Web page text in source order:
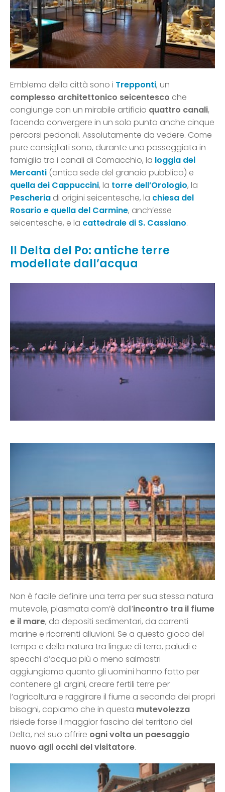
Emblema della città sono i Trepponti, un
complesso architettonico seicentesco che
congiunge con un mirabile artificio quattro canali,
facendo convergere in un solo punto anche cinque
percorsi pedonali. Assolutamente da vedere. Come
pure consigliati sono, durante una passeggiata in
famiglia tra i canali di Comacchio, la loggia dei
Mercanti (antica sede del granaio pubblico) e
quella dei Cappuccini, la torre dell’Orologio, la
Pescheria di origini seicentesche, la chiesa del
Rosario e quella del Carmine, anch’esse
seicentesche, e la cattedrale di S. Cassiano.
Il Delta del Po: antiche terre
modellate dall’acqua
Non è facile definire una terra per sua stessa natura
mutevole, plasmata com’è dall’incontro tra il fiume
e il mare, da depositi sedimentari, da correnti
marine e ricorrenti alluvioni. Se a questo gioco del
tempo e della natura tra lingue di terra, paludi e
specchi d’acqua più o meno salmastri
aggiungiamo quanto gli uomini hanno fatto per
contenere gli argini, creare fertili terre per
l’agricoltura e raggirare il fiume a seconda dei propri
bisogni, capiamo che in questa mutevolezza
risiede forse il maggior fascino del territorio del
Delta, nel suo offrire ogni volta un paesaggio
nuovo agli occhi del visitatore.